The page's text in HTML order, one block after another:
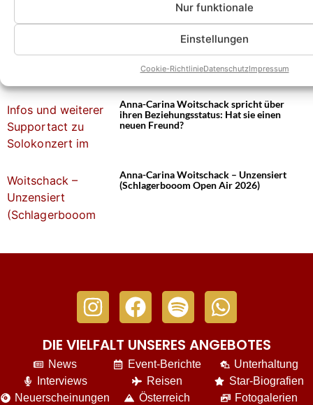
Nur funktionale
Einstellungen
Cookie-RichtlinieDatenschutzImpressum
Schlagernacht am Kalkberg 2027 mit
Matthias Reim, Heino & weiteren klasse
Acts!
Anna-Carina Woitschack spricht über
ihren Beziehungsstatus: Hat sie einen
neuen Freund?
Anna-Carina Woitschack – Unzensiert
(Schlagerbooom Open Air 2026)
DIE VIELFALT UNSERES ANGEBOTES
News
Interviews
Neuerscheinungen
Event-Berichte
Reisen
Österreich
Unterhaltung
Star-Biografien
Fotogalerien